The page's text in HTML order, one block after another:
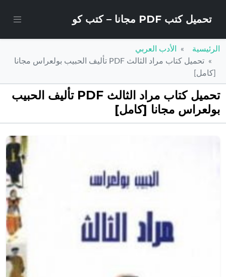
تحميل كتب PDF مجانا – كتب كو
الرئيسية
الأدب العربي
تحميل كتاب مراد الثالث PDF تأليف الحبيب بولعراس مجانا
[كامل]
تحميل كتاب مراد الثالث PDF تأليف الحبيب
بولعراس مجانا [كامل]